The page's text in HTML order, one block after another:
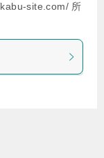
site.com/ 所